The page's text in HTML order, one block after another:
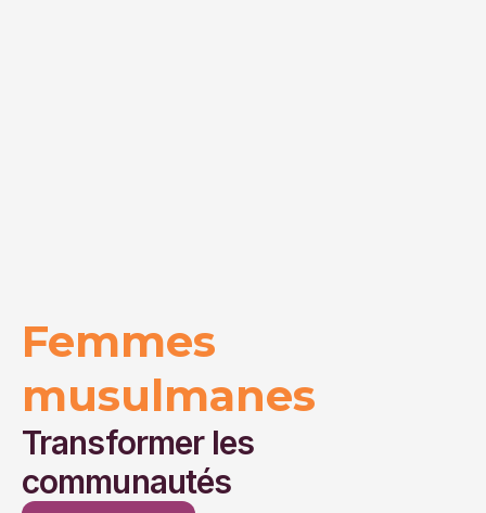
Femmes
musulmanes
Transformer les
communautés